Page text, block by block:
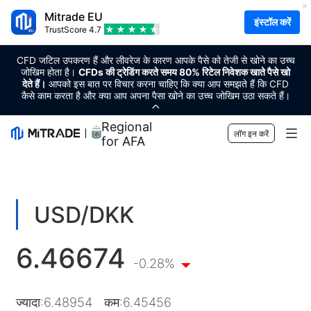
Mitrade EU
TrustScore 4.7
इंस्टॉल करें
CFD जटिल उपकरण हैं और लीवरेज के कारण आपके पैसे को तेजी से खोने का उच्च
जोखिम होता है। CFDs की ट्रेडिंग करते समय 80% रिटेल निवेशक खाते पैसे खो
देते हैं। आपको इस बात पर विचार करना चाहिए कि क्या आप समझते हैं कि CFD
कैसे काम करता है और क्या आप अपना पैसा खोने का उच्च जोखिम उठा सकते हैं।
Regional Sponsor
for AFA
लॉग इन करें
क्रिप्टोकरेंसी
ट्रेडिंग
ट्रेडिंग प्लेटफॉर्म
जोखिम प्रबंधन
बाजार उपकरण
आर्थिक कैलेंडर
शिक्षा
USD/DKK
6.46674 -0.28%
ज्यादा:6.48954 कम:6.45456